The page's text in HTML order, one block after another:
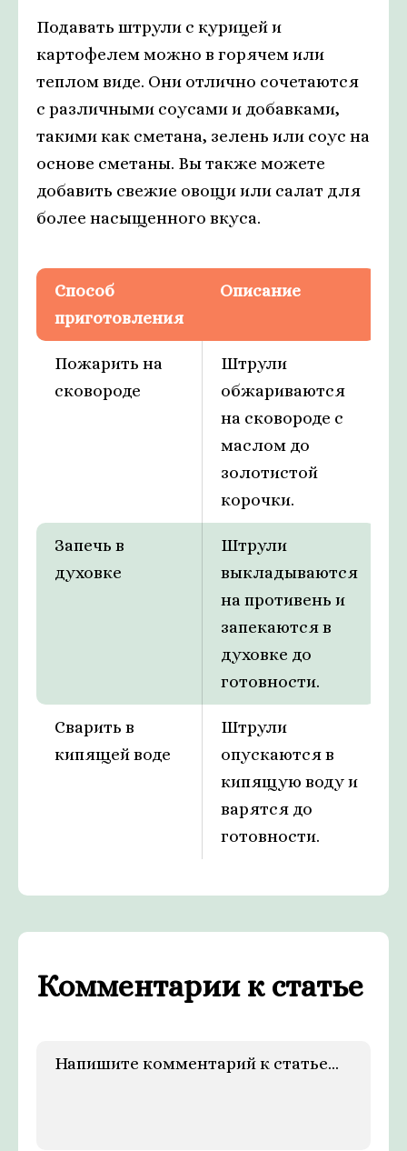
Подавать штрули с курицей и
картофелем можно в горячем или
теплом виде. Они отлично сочетаются
с различными соусами и добавками,
такими как сметана, зелень или соус на
основе сметаны. Вы также можете
добавить свежие овощи или салат для
более насыщенного вкуса.
Способ
приготовления
Описание
Пожарить на
сковороде
Штрули
обжариваются
на сковороде с
маслом до
золотистой
корочки.
Запечь в
духовке
Штрули
выкладываются
на противень и
запекаются в
духовке до
готовности.
Сварить в
кипящей воде
Штрули
опускаются в
кипящую воду и
варятся до
готовности.
Комментарии к статье